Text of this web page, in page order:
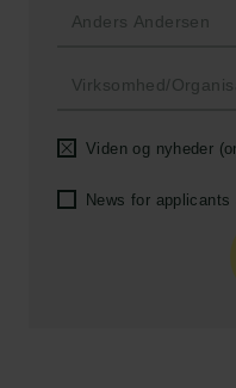
Viden og nyheder
News for applicants
+45 33 43 53 63